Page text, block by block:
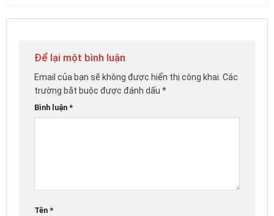
Để lại một bình luận
Email của bạn sẽ không được hiển thị công khai. Các
trường bắt buộc được đánh dấu *
Bình luận *
Tên *